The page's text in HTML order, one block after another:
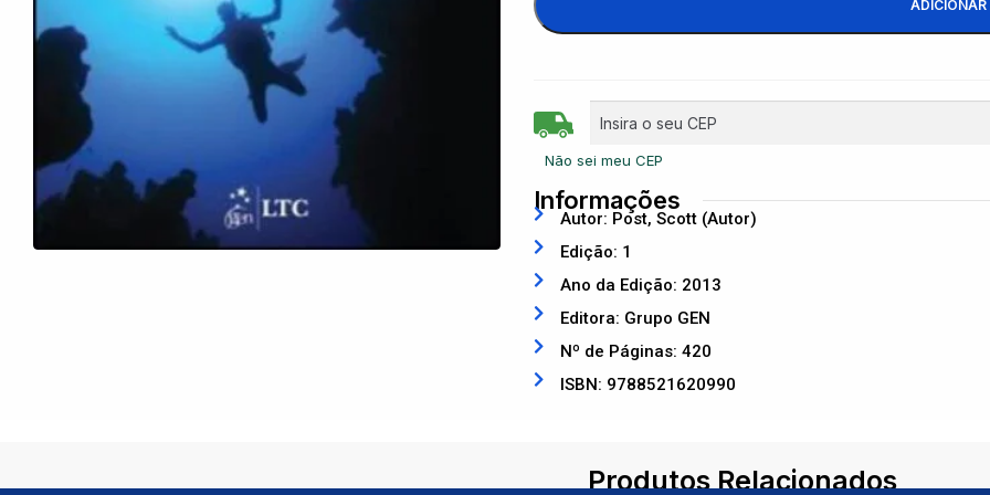
ADICIONAR
Não sei meu CEP
Informações
Autor: Post, Scott (Autor)
Edição: 1
Ano da Edição: 2013
Editora: Grupo GEN
Nº de Páginas: 420
ISBN: 9788521620990
Produtos Relacionados